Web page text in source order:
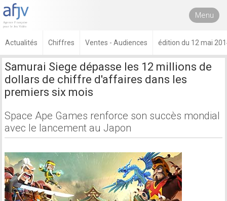
Menu
Actualités Chiffres Ventes - Audiences édition du 12 mai
Samurai Siege dépasse les 12 millions de
dollars de chiffre d'affaires dans les
premiers six mois
Space Ape Games renforce son succès mondial
avec le lancement au Japon